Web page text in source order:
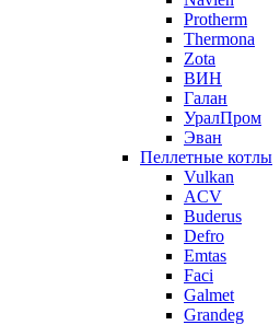
Protherm
Thermona
Zota
ВИН
Галан
УралПром
Эван
Пеллетные котлы
Vulkan
ACV
Buderus
Defro
Emtas
Faci
Galmet
Grandeg